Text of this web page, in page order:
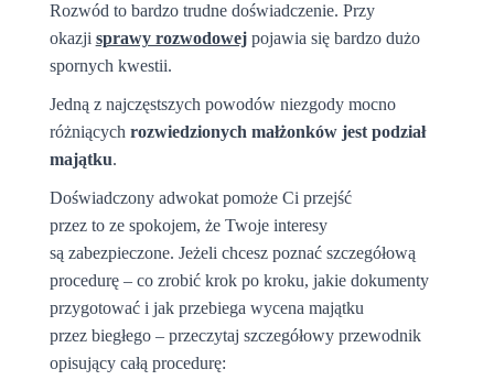
Rozwód to bardzo trudne doświadczenie. Przy
okazji sprawy rozwodowejpojawia się bardzo dużo
spornych kwestii.
Jedną z najczęstszych powodów niezgody mocno
różniących rozwiedzionych małżonków jest podział
majątku.
Doświadczony adwokat pomoże Ci przejść
przez to ze spokojem, że Twoje interesy
są zabezpieczone. Jeżeli chcesz poznać szczegółową
procedurę – co zrobić krok po kroku, jakie dokumenty
przygotować i jak przebiega wycena majątku
przez biegłego – przeczytaj szczegółowy przewodnik
opisujący całą procedurę: